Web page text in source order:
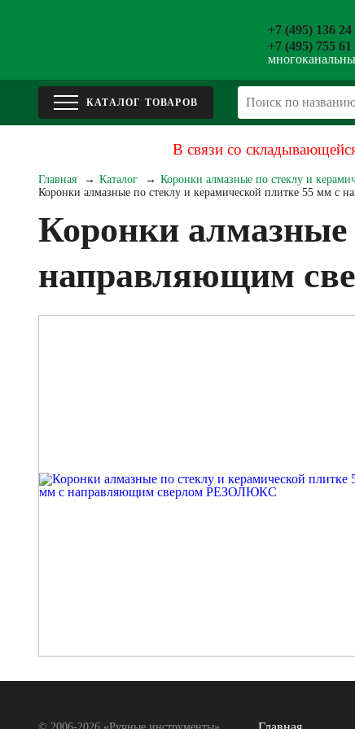
+7 (495) 136 24
+7 (495) 755 61
В связи со
Главная Каталог Коронки алмазные по стеклу и
Коронки алмазные по стеклу и керамической плитке 55 мм
Коронки алмазные
направляющим